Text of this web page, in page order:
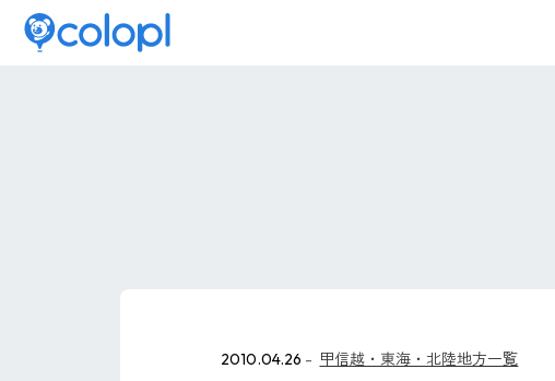
2010.04.26 甲信越・東海・北陸地方一覧